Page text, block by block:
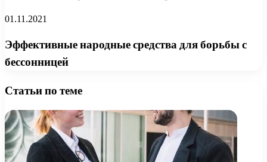
01.11.2021
Эффективные народные средства для борьбы с
бессонницей
Статьи по теме